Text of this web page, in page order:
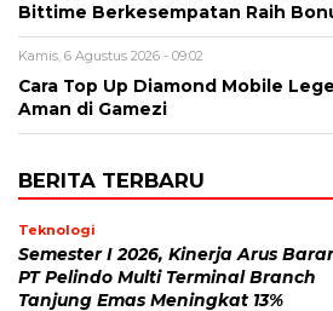
Bittime Berkesempatan Raih
Kamis, 6 Agustus 2026 - 09:02
Cara Top Up Diamond Mobile
Aman di Gamezi
BERITA TERBARU
Teknologi
Semester I 2026, Kinerja Arus
PT Pelindo Multi Terminal Branch
Tanjung Emas Meningkat 13%